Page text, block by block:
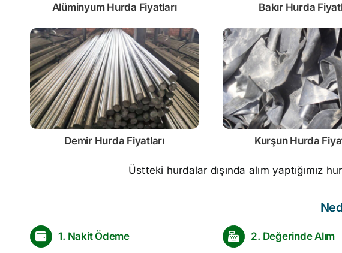
Alüminyum Hurda Fiyatları Bakır Hurda
Demir Hurda Fiyatları Kurşun Hurda
Üstteki hurdalar dışında alım yaptığımız
1. Nakit Ödeme
2. Değerinde Alım